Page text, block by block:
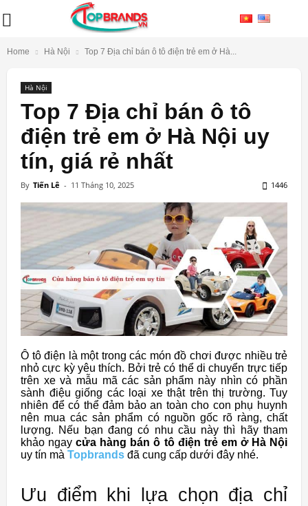
Home Hà Nội Top 7 Địa chỉ bán ô tô điện trẻ em ở Hà...
Hà Nội
Top 7 Địa chỉ bán ô tô
điện trẻ em ở Hà Nội uy
tín, giá rẻ nhất
By Tiến Lê - 11 Tháng 10, 2025 1446
Ô tô điện là một trong các món đồ chơi được nhiều trẻ
nhỏ cực kỳ yêu thích. Bởi trẻ có thể di chuyển trực tiếp
trên xe và mẫu mã các sản phẩm này nhìn có phần
sành điệu giống các loại xe thật trên thị trường. Tuy
nhiên để có thể đảm bảo an toàn cho con phụ huynh
nên mua các sản phẩm có nguồn gốc rõ ràng, chất
lượng. Nếu bạn đang có nhu cầu này thì hãy tham
khảo ngaycửa hàng bán ô tô điện trẻ em ở Hà Nội
uy tín mà Topbrands đã cung cấp dưới đây nhé.
Ưu điểm khi lựa chọn địa chỉ